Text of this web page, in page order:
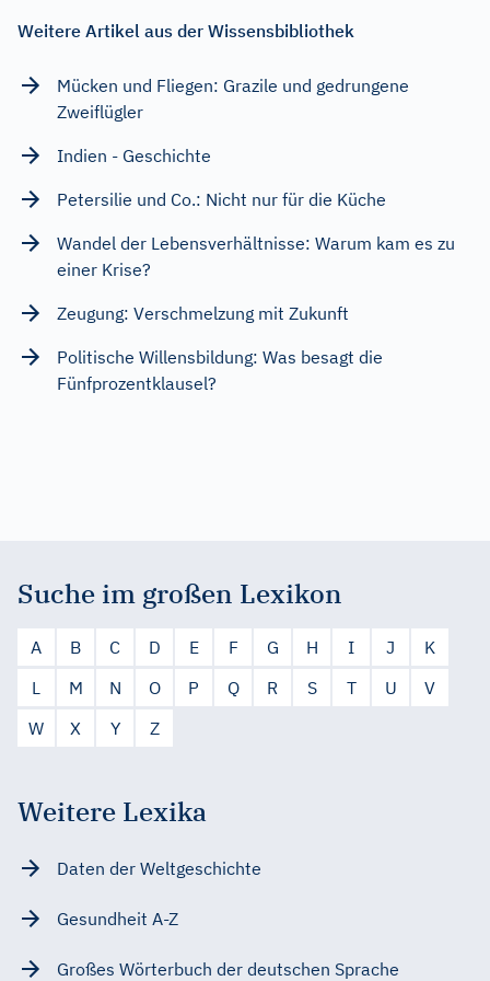
Weitere Artikel aus der Wissensbibliothek
Mücken und Fliegen: Grazile und gedrungene
Zweiflügler
Indien - Geschichte
Petersilie und Co.: Nicht nur für die Küche
Wandel der Lebensverhältnisse: Warum kam es zu
einer Krise?
Zeugung: Verschmelzung mit Zukunft
Politische Willensbildung: Was besagt die
Fünfprozentklausel?
Suche im großen Lexikon
A B C D E F G H I J
K
L
M N O P Q R S T U
V
W
X Y Z
Weitere Lexika
Daten der Weltgeschichte
Gesundheit A-Z
Großes Wörterbuch der deutschen Sprache